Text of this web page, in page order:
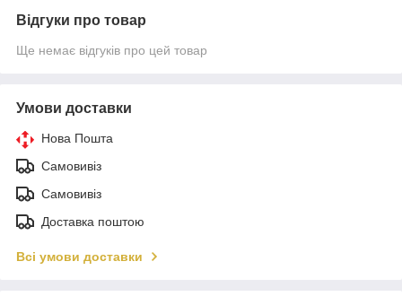
Відгуки про товар
Ще немає відгуків про цей товар
Умови доставки
Нова Пошта
Самовивіз
Самовивіз
Доставка поштою
Всі умови доставки